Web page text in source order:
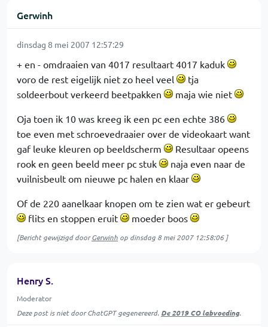
Gerwinh
dinsdag 8 mei 2007 12:57:29
+ en - omdraaien van 4017 resultaart 4017 kaduk
voro de rest eigelijk niet zo heel veel
tja
soldeerbout verkeerd beetpakken
maja wie niet
Oja toen ik 10 was kreeg ik een pc een echte 386
toe even met schroevedraaier over de videokaart want
gaf leuke kleuren op beeldscherm
Resultaar opeens
rook en geen beeld meer pc stuk
naja even naar de
vuilnisbeult om nieuwe pc halen en klaar
Of de 220 aanelkaar knopen om te zien wat er gebeurt
flits en stoppen eruit
moeder boos
[Bericht gewijzigd doorGerwinh op dinsdag 8 mei 2007 12:58:06]
Henry S.
Moderator
Deze post is niet door ChatGPT gegenereerd. De 2019 CO labvoeding.